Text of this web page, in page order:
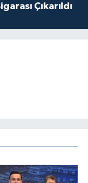
Çıkarıldı